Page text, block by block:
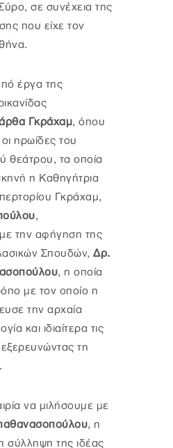
σε συνέχεια της
που είχε τον
έργα της
Γκράχαμ, όπου
ηρωίδες του
θεάτρου, τα οποία
η Καθηγήτρια
Γκράχαμ,
,
την αφήγηση της
Σπουδών, Δρ.
, η οποία
με τον οποίο η
την αρχαία
και ιδιαίτερα τις
τη
να μιλήσουμε με
, η
σύλληψη της ιδέας